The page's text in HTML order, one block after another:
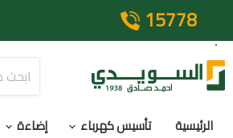
15778
الرئيسية تأسيس كهرباء إضاءة